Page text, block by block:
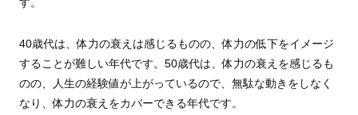
40歳代は、体力の衰えは感じるものの、体力の低下をイメージ
することが難しい年代です。50歳代は、体力の衰えを感じるも
のの、人生の経験値が上がっているので、無駄な動きをしなく
なり、体力の衰えをカバーできる年代です。